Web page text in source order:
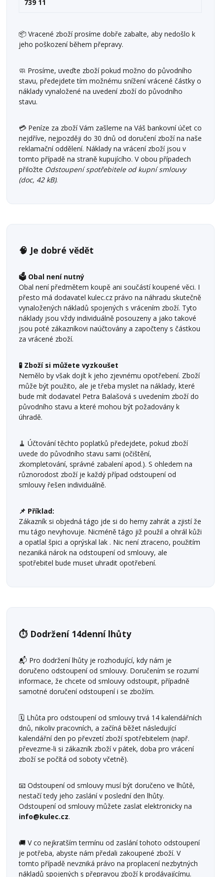
739 11
📦 Vracené zboží prosíme dobře zabalte, aby nedošlo k
jeho poškození během přepravy.
🧼 Prosíme, uveďte zboží pokud možno do původního
stavu, předejdete tím možnému snížení vrácené částky o
náklady vynaložené na uvedení zboží do původního
stavu.
💳 Peníze za zboží Vám zašleme na Váš bankovní účet co
nejdříve, nejpozději do 30 dnů od doručení zboží na naše
reklamační oddělení. Náklady na vrácení zboží jsou v
tomto případě na straně kupujícího. V obou případech
přiložte Odstoupení spotřebitele od kupní smlouvy
(doc, 42 kB).
🧠 Je dobré vědět
🗳️ Obal není nutný
Obal není předmětem koupě ani součástí koupené věci. I
přesto má dodavatel kulec.cz právo na náhradu skutečně
vynaložených nákladů spojených s vrácením zboží. Tyto
náklady jsou vždy individuálně posouzeny a jako takové
jsou poté zákazníkovi naúčtovány a započteny s částkou
za vrácené zboží.
🧪 Zboží si můžete vyzkoušet
Nemělo by však dojít k jeho zjevnému opotřebení. Zboží
může být použito, ale je třeba myslet na náklady, které
bude mít dodavatel Petra Balašová s uvedením zboží do
původního stavu a které mohou být požadovány k
úhradě.
🧹 Účtování těchto poplatků předejdete, pokud zboží
uvede do původního stavu sami (očištění,
zkompletování, správné zabalení apod.). S ohledem na
různorodost zboží je každý případ odstoupení od
smlouvy řešen individuálně.
📌 Příklad:
Zákazník si objedná tágo jde si do herny zahrát a zjistí že
mu tágo nevyhovuje. Nicméně tágo již použil a ohrál kůži
a opatlal špici a oprýskal lak . Nic není ztraceno, použitím
nezaniká nárok na odstoupení od smlouvy, ale
spotřebitel bude muset uhradit opotřebení.
⏱️ Dodržení 14denní lhůty
📬 Pro dodržení lhůty je rozhodující, kdy nám je
doručeno odstoupení od smlouvy. Doručením se rozumí
informace, že chcete od smlouvy odstoupit, případně
samotné doručení odstoupení i se zbožím.
🗓️ Lhůta pro odstoupení od smlouvy trvá 14 kalendářních
dnů, nikoliv pracovních, a začíná běžet následující
kalendářní den po převzetí zboží spotřebitelem (např.
převezme-li si zákazník zboží v pátek, doba pro vrácení
zboží se počítá od soboty včetně).
📧 Odstoupení od smlouvy musí být doručeno ve lhůtě,
nestačí tedy jeho zaslání v poslední den lhůty.
Odstoupení od smlouvy můžete zaslat elektronicky na
info@kulec.cz.
🚚 V co nejkratším termínu od zaslání tohoto odstoupení
je potřeba, abyste nám předali zakoupené zboží. V
tomto případě nevzniká právo na proplacení nezbytných
nákladů spojených s přepravou zboží k prodávajícímu.